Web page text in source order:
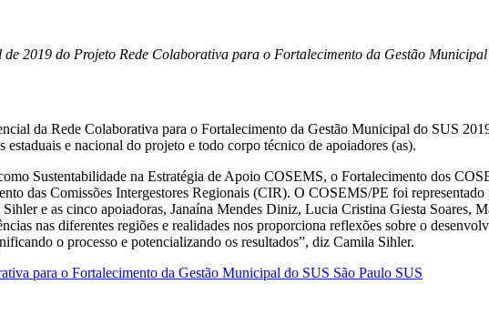
2019 do Projeto Rede Colaborativa para o Fortalecimento da Gestão Municipal
da Rede Colaborativa para o Fortalecimento da Gestão Municipal do SUS
estaduais e nacional do projeto e todo corpo técnico de apoiadores (as).
Sustentabilidade na Estratégia de Apoio COSEMS, o Fortalecimento dos
das Comissões Intergestores Regionais (CIR). O COSEMS/PE foi
e as cinco apoiadoras, Janaína Mendes Diniz, Lucia Cristina Giesta Soares,
nas diferentes regiões e realidades nos proporciona reflexões sobre o
o processo e potencializando os resultados”, diz Camila Sihler.
para o Fortalecimento da Gestão Municipal do SUS São Paulo SUS